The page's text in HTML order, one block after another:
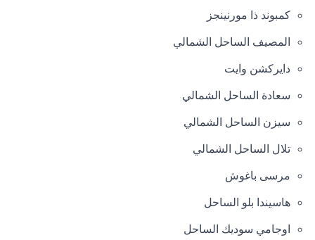
كمبوند ذا مورنينجز
المصيف الساحل الشمالي
دايركشن وايت
سعادة الساحل الشمالي
سيزن الساحل الشمالي
تلال الساحل الشمالي
مرسى باغوش
هاسيندا بلو الساحل
اوجامي سوديك الساحل